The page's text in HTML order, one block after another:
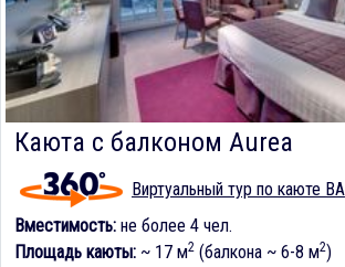
Каюта с балконом Aurea
Виртуальный тур по каюте BA
Вместимость: не более 4 чел.
Площадь каюты: ~ 17 м2 (балкона ~ 6-8 м2)